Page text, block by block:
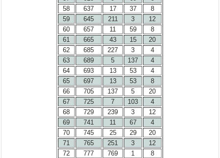
58
637 17 37
8
59
645 211 3
12
60
657 11 59
8
61
665 43 15
20
62
685 227 3
4
63
689 5 137
4
64
693 13 53
4
65
697 13 53
8
66
705 137 5
20
67
725 7 103
4
68
729 239 3
12
69
741 11 67
4
70
745 25 29
20
71
765 251 3
12
72
777 769 1
8